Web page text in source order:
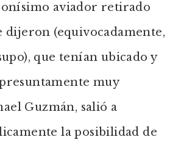
aviador retirado
dijeron (equivocadamente,
que tenían ubicado y
muy
Guzmán, salió a
la posibilidad de